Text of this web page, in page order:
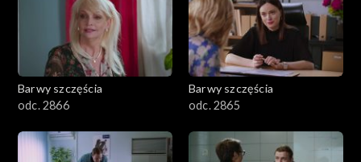
Barwy szczęścia
odc. 2866
Barwy szczęścia
odc. 2865